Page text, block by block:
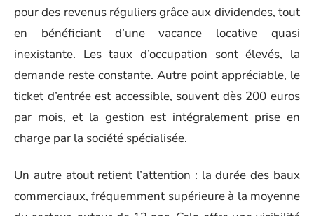
pour des revenus réguliers grâce aux dividendes, tout
en bénéficiant d’une vacance locative quasi
inexistante. Les taux d’occupation sont élevés, la
demande reste constante. Autre point appréciable, le
ticket d’entrée est accessible, souvent dès 200 euros
par mois, et la gestion est intégralement prise en
charge par la société spécialisée.
Un autre atout retient l’attention : la durée des baux
commerciaux, fréquemment supérieure à la moyenne